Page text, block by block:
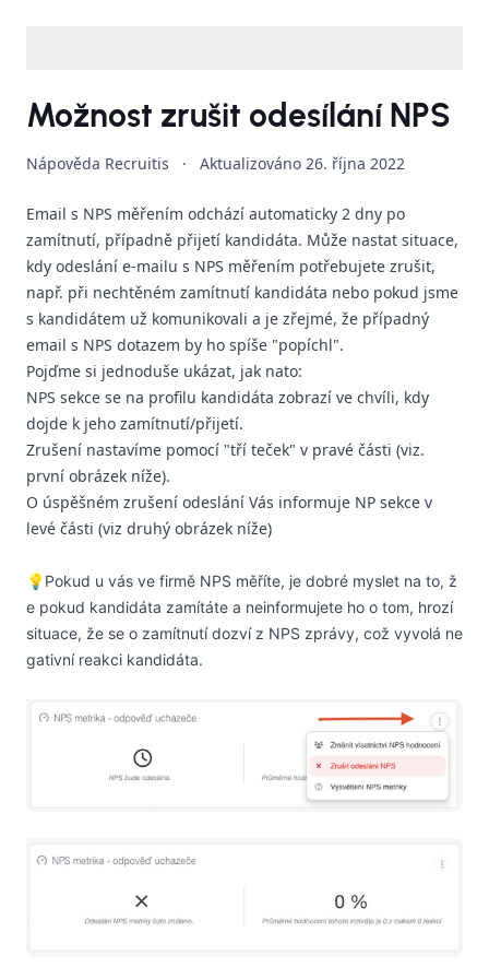
Možnost zrušit odesílání NPS
Nápověda Recruitis · Aktualizováno 26. října 2022
Email s NPS měřením odchází automaticky 2 dny po
zamítnutí, případně přijetí kandidáta. Může nastat situace,
kdy odeslání e-mailu s NPS měřením potřebujete zrušit,
např. při nechtěném zamítnutí kandidáta nebo pokud jsme
s kandidátem už komunikovali a je zřejmé, že případný
email s NPS dotazem by ho spíše "popíchl".
Pojďme si jednoduše ukázat, jak nato:
NPS sekce se na profilu kandidáta zobrazí ve chvíli, kdy
dojde k jeho zamítnutí/přijetí.
Zrušení nastavíme pomocí "tří teček" v pravé části (viz.
první obrázek níže).
O úspěšném zrušení odeslání Vás informuje NP sekce v
levé části (viz druhý obrázek níže)
💡 Pokud u vás ve firmě NPS měříte, je dobré myslet na to, ž
e pokud kandidáta zamítáte a neinformujete ho o tom, hrozí
situace, že se o zamítnutí dozví z NPS zprávy, což vyvolá ne
gativní reakci kandidáta.